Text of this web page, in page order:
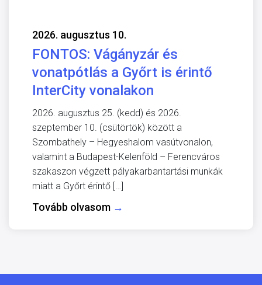
2026. augusztus 10.
FONTOS: Vágányzár és
vonatpótlás a Győrt is érintő
InterCity vonalakon
2026. augusztus 25. (kedd) és 2026.
szeptember 10. (csütörtök) között a
Szombathely – Hegyeshalom vasútvonalon,
valamint a Budapest-Kelenföld – Ferencváros
szakaszon végzett pályakarbantartási munkák
miatt a Győrt érintő […]
Tovább olvasom →